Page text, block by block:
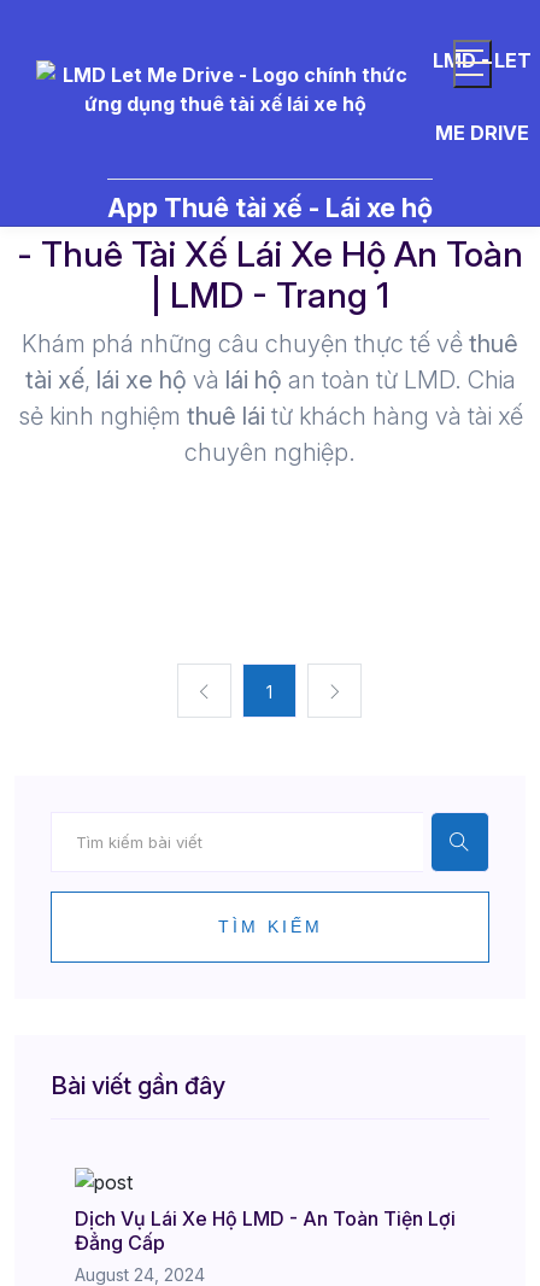
LMD - LET
ME DRIVE
App Thuê tài xế - Lái xe hộ
- Thuê Tài Xế Lái Xe Hộ An Toàn
| LMD - Trang 1​
Khám phá những câu chuyện thực tế về thuê
tài xế, lái xe hộ và lái hộ an toàn từ LMD. Chia
sẻ kinh nghiệm thuê lái từ khách hàng và tài xế
chuyên nghiệp.
1
TÌM KIẾM
Bài viết gần đây
Dịch Vụ Lái Xe Hộ LMD - An Toàn Tiện Lợi
Đẳng Cấp
August 24, 2024